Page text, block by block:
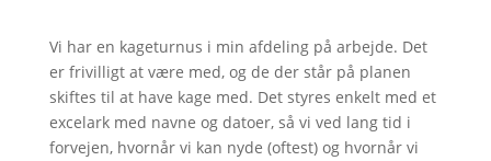
Vi har en kageturnus i min afdeling på arbejde. Det
er frivilligt at være med, og de der står på planen
skiftes til at have kage med. Det styres enkelt med et
excelark med navne og datoer, så vi ved lang tid i
forvejen, hvornår vi kan nyde (oftest) og hvornår vi